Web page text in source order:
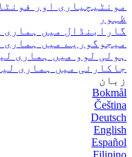
مونٹیچیاری اور
ظہور
گارابنڈال میں ہماری
میجوگوریے میں ہماری
ہولی لوو میں ہماری
جاکارئی میں ہماری
زبان
Bokmål
Čeština
Deutsch
English
Español
Filipino